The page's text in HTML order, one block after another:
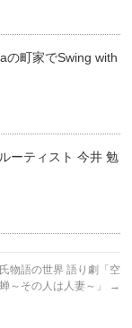
の町家でSwing with
ーティスト 今井 勉
物語の世界 語り劇「空
蝉～その人は人妻～」
→